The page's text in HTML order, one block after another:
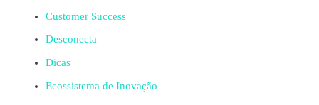
Customer Success
Desconecta
Dicas
Ecossistema de Inovação